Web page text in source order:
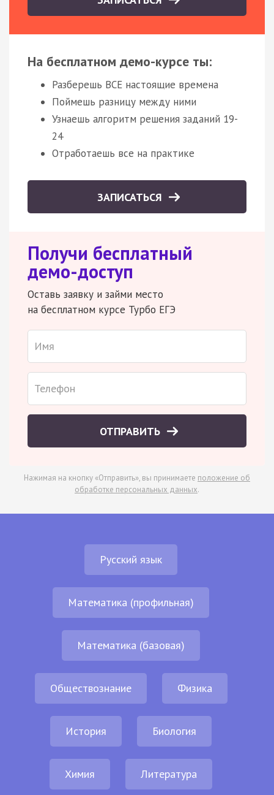
На бесплатном демо-курсе ты:
Разберешь ВСЕ настоящие времена
Поймешь разницу между ними
Узнаешь алгоритм решения заданий 19-
24
Отработаешь все на практике
ЗАПИСАТЬСЯ
Получи бесплатный
демо-доступ
Оставь заявку и займи место
на бесплатном курсе Турбо ЕГЭ
ОТПРАВИТЬ
Нажимая на кнопку «Отправить», вы принимаете положение об
обработке персональных данных.
Русский язык
Математика (профильная)
Математика (базовая)
Обществознание Физика
История Биология
Химия Литература